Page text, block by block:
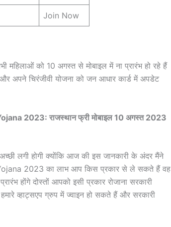
Join Now
महिलाओं को 10 अगस्त से मोबाइल में ना प्रारंभ हो रहे हैं
चिरंजीवी योजना को जन आधार कार्ड में अपडेट
2023: राजस्थान फ्री मोबाइल 10 अगस्त 2023
लगी होगी क्योंकि आज की इस जानकारी के अंदर मैंने
2023 का लाभ आप किस प्रकार से ले सकते हैं वह
होंगे दोस्तों आपको इसी प्रकार रोजाना सरकारी
व्हाट्सएप ग्रुप में ज्वाइन हो सकते हैं और सरकारी